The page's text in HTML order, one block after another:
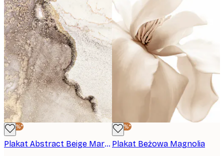
-40%*
Plakat Abstract Beige Marble No1
-40%*
Plakat Beżowa Magnolia